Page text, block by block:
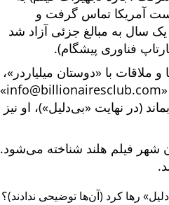
آمریکا تماس گرفت و
یک سال به مبالغ جزئی آزاد شد
فناوری پیشگام).
دوستان میلیاردر
،
info@billionairesclub.com
(در نهایت
بی‌دلیل )، او نیز
فیلم هلند شناخته می‌شود.
رها کرد (آن‌ها توضیحی ندادند)؟